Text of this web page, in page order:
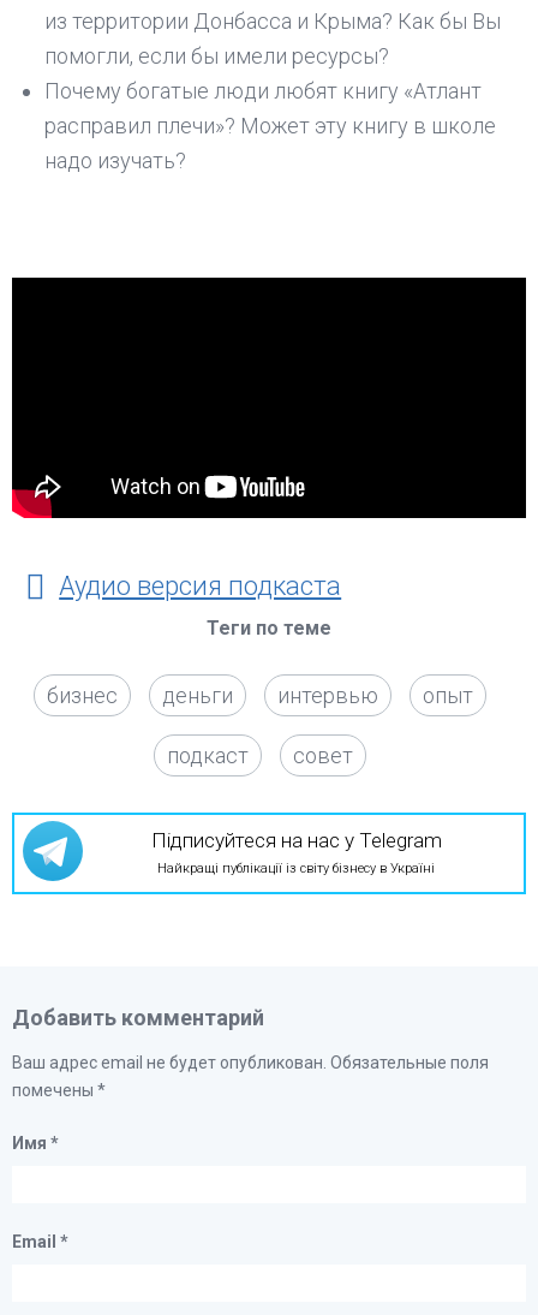
из территории Донбасса и Крыма? Как бы Вы
помогли, если бы имели ресурсы?
Почему богатые люди любят книгу «Атлант
расправил плечи»? Может эту книгу в школе
надо изучать?
Аудио версия подкаста
Теги по теме
бизнес деньги интервью опыт
подкаст совет
Підписуйтеся на нас у Telegram
Найкращі публікації із світу бізнесу в Україні
Добавить комментарий
Ваш адрес email не будет опубликован. Обязательные поля
помечены *
Имя *
Email *